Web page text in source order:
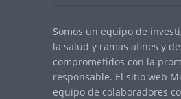
Somos un equipo de
la salud y ramas afines y
comprometidos con la
responsable. El sitio web
equipo de colaboradores